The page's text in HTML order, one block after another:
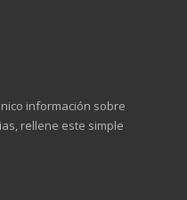
información sobre
rellene este simple